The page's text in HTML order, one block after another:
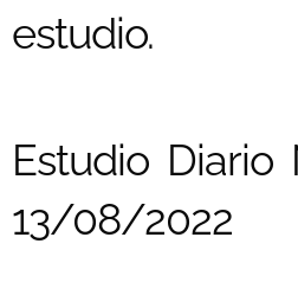
estudio.
Estudio Diario
13/08/2022